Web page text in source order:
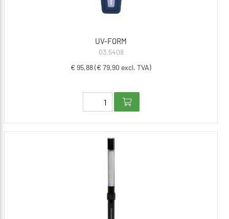
UV-FORM
03.5408
€ 95,88 (€ 79,90 excl. TVA)